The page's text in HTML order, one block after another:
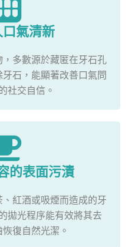
氣清新
多數源於藏匿在牙石孔
石，能顯著改善口氣問
社交自信。
的表面污漬
紅酒或吸煙而造成的牙
拋光程序能有效將其去
復自然光潔。